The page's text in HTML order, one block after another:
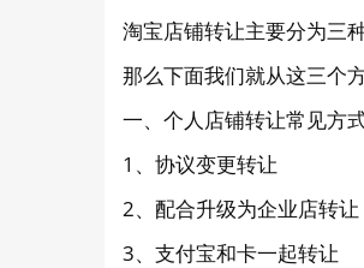
淘宝店铺转让主要分为三
那么下面我们就从这三个
一、个人店铺转让常见方
1、协议变更转让
2、配合升级为企业店转让
3、支付宝和卡一起转让